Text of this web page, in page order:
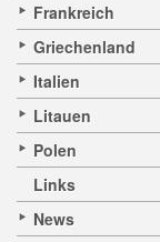
Frankreich
Griechenland
Italien
Litauen
Polen
Links
News